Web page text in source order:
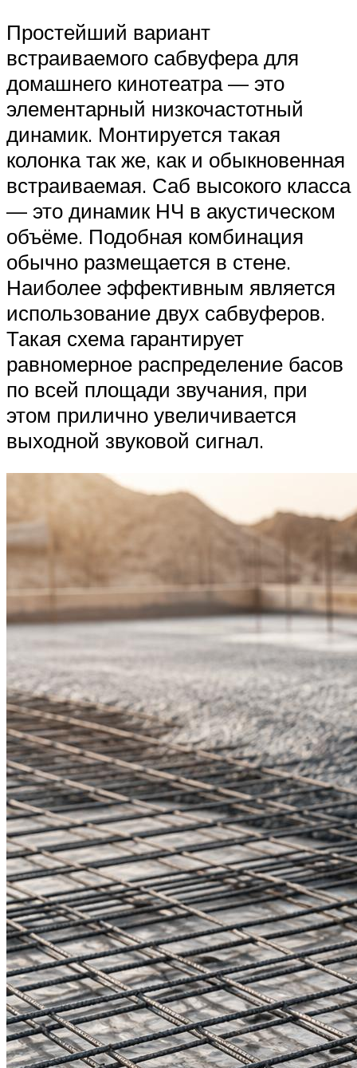
Простейший вариант
встраиваемого сабвуфера для
домашнего кинотеатра — это
элементарный низкочастотный
динамик. Монтируется такая
колонка так же, как и обыкновенная
встраиваемая. Саб высокого класса
— это динамик НЧ в акустическом
объёме. Подобная комбинация
обычно размещается в стене.
Наиболее эффективным является
использование двух сабвуферов.
Такая схема гарантирует
равномерное распределение басов
по всей площади звучания, при
этом прилично увеличивается
выходной звуковой сигнал.